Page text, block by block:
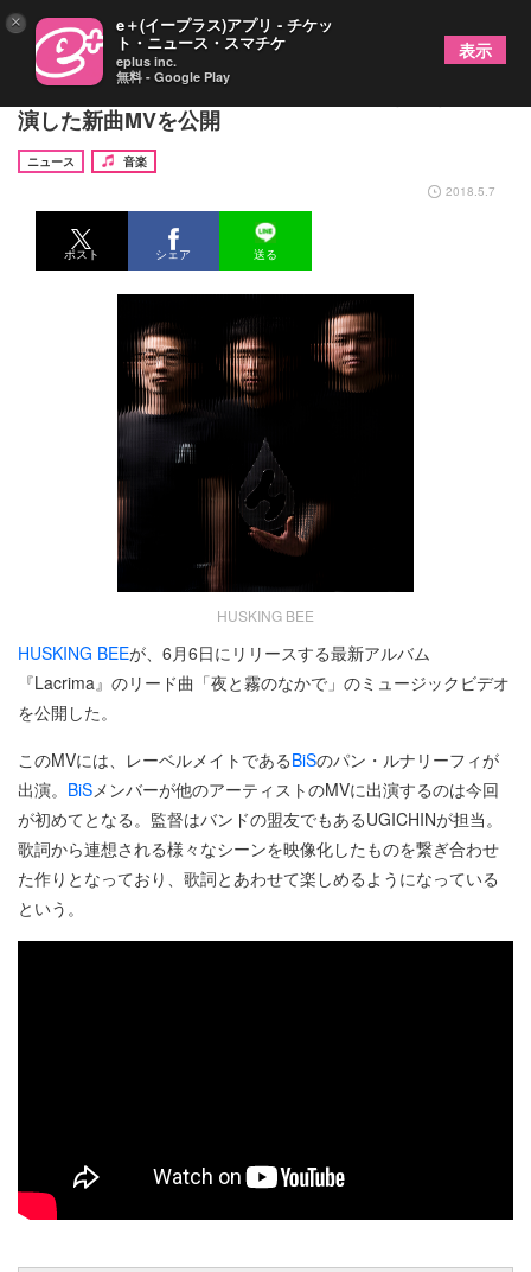
HUSKING BEE、パン・ルナリーフィ（BiS）と共
演した新曲MVを公開
ニュース
音楽
2018.5.7
ポスト シェア 送る
HUSKING BEE
HUSKING BEEが、6月6日にリリースする最新アルバム
『Lacrima』のリード曲「夜と霧のなかで」のミュージックビデオ
を公開した。
このMVには、レーベルメイトであるBiSのパン・ルナリーフィが
出演。 BiS メンバーが他のアーティストのMVに出演するのは今回
が初めてとなる。監督はバンドの盟友でもあるUGICHINが担当。
歌詞から連想される様々なシーンを映像化したものを繋ぎ合わせ
た作りとなっており、歌詞とあわせて楽しめるようになっている
という。
× e＋(イープラス)アプリ - チケッ
ト・ニュース・スマチケ
eplus inc.
無料 - Google Play
表示